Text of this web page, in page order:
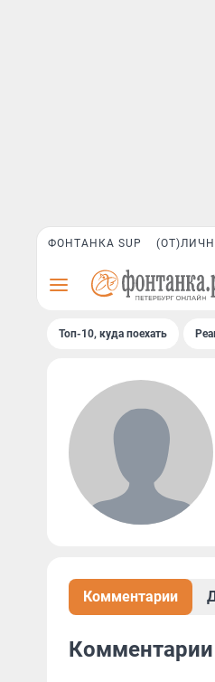
ФОНТАНКА SUP
Топ-10, куда поехать
Комментарии
Комментарии